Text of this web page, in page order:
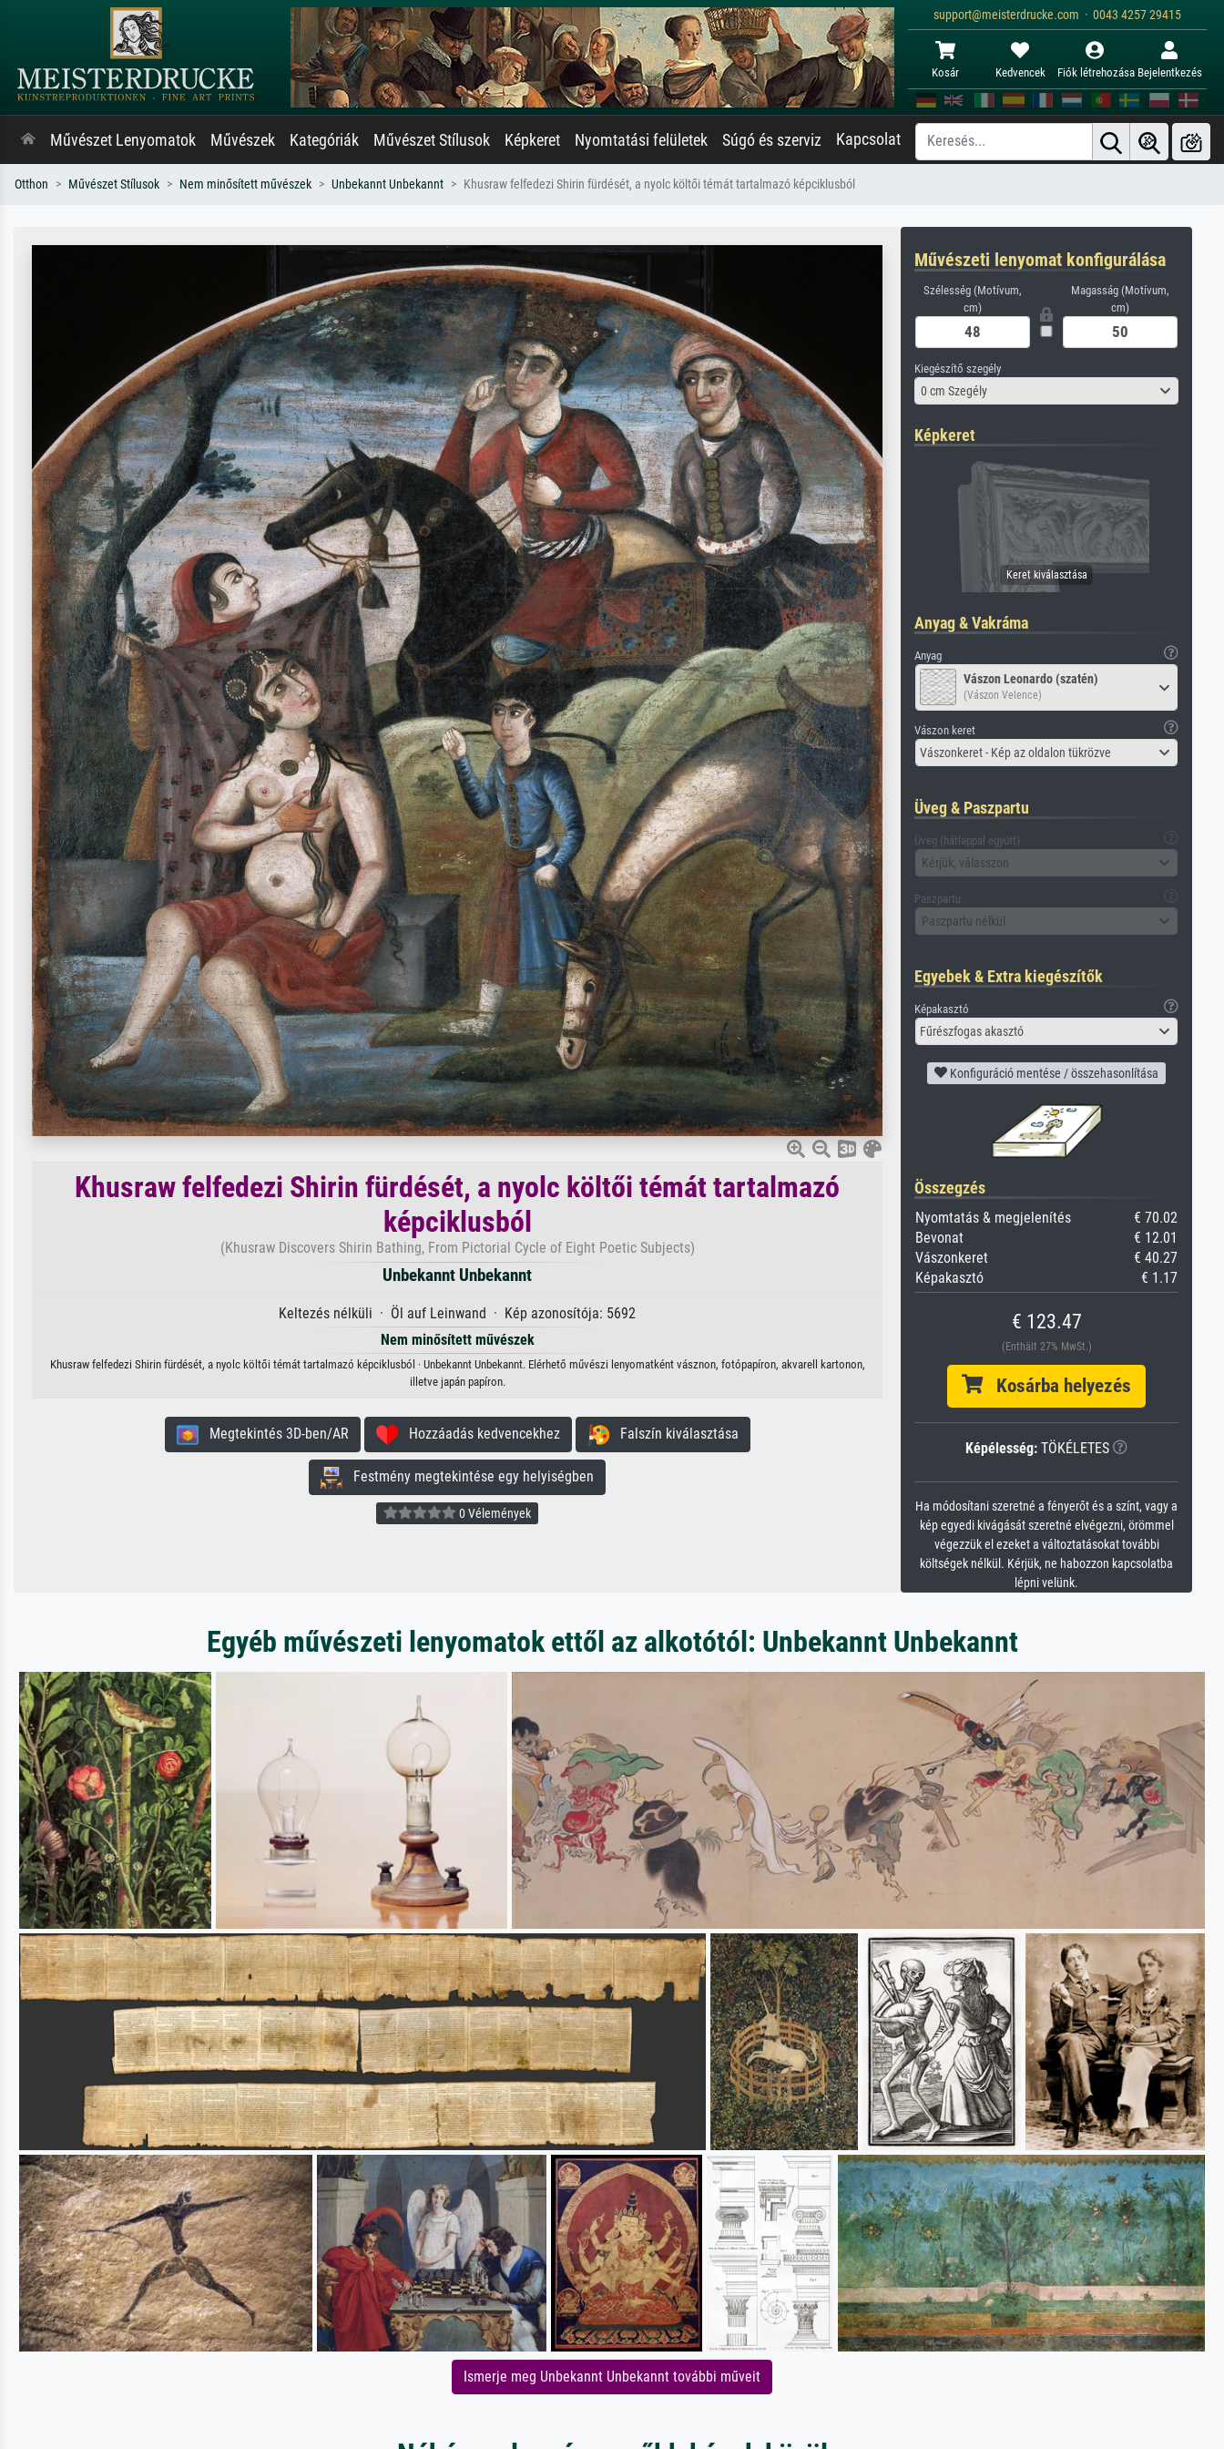
support@meisterdrucke.com · 0043 4257 29415
Kosár Kedvencek Fiók létrehozása Bejelentkezés
Művészet Lenyomatok Művészek Kategóriák Művészet Stílusok Képkeret Nyomtatási felületek Súgó és szerviz Kapcsolat
Otthon Művészet Stílusok Nem minősített művészek Unbekannt Unbekannt Khusraw felfedezi Shirin fürdését, a nyolc költői témát tartalmazó képciklusból
Khusraw felfedezi Shirin fürdését, a nyolc költői témát tartalmazó
képciklusból
(Khusraw Discovers Shirin Bathing, From Pictorial Cycle of Eight Poetic Subjects)
Unbekannt Unbekannt
Keltezés nélküli · Öl auf Leinwand · Kép azonosítója: 5692
Nem minősített művészek
Khusraw felfedezi Shirin fürdését, a nyolc költői témát tartalmazó képciklusból · Unbekannt Unbekannt. Elérhető művészi lenyomatként vásznon, fotópapíron, akvarell kartonon,
illetve japán papíron.
Megtekintés 3D-ben/AR Hozzáadás kedvencekhez Falszín kiválasztása
Festmény megtekintése egy helyiségben
0 Vélemények
Művészeti lenyomat konfigurálása
Szélesség (Motívum,
cm)
Magasság (Motívum,
cm)
Kiegészítő szegély
0 cm Szegély
Képkeret
Anyag & Vakráma
Anyag
Vászon Leonardo (szatén)
(Vászon Velence)
Vászon keret
Vászonkeret - Kép az oldalon tükrözve
Üveg & Paszpartu
Üveg (hátlappal együtt)
Kérjük, válasszon
Paszpartu
Paszpartu nélkül
Egyebek & Extra kiegészítők
Képakasztó
Fűrészfogas akasztó
Konfiguráció mentése / összehasonlítása
Összegzés
Nyomtatás & megjelenítés
€ 70.02
Bevonat
€ 12.01
Vászonkeret
€ 40.27
Képakasztó
€ 1.17
€ 123.47
(Enthält 27% MwSt.)
Kosárba helyezés
Képélesség: TÖKÉLETES
Ha módosítani szeretné a fényerőt és a színt, vagy a
kép egyedi kivágását szeretné elvégezni, örömmel
végezzük el ezeket a változtatásokat további
költségek nélkül. Kérjük, ne habozzon kapcsolatba
lépni velünk.
Egyéb művészeti lenyomatok ettől az alkotótól: Unbekannt Unbekannt
Ismerje meg Unbekannt Unbekannt további műveit